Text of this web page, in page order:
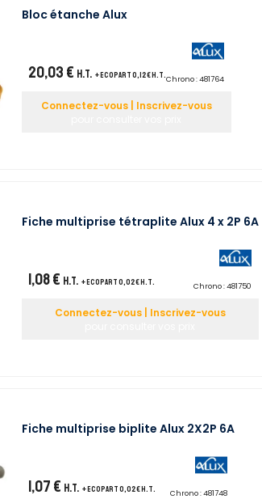
Bloc étanche Alux
20,03 € H.T. + ecopart 0,12 € H.T.Chrono :481764
Connectez-vous | Inscrivez-vous
Fiche multiprise tétraplite Alux 4 x 2P 6A
1,08 € H.T. + ecopart 0,02 € H.T. Chrono :481750
Connectez-vous | Inscrivez-vous
Fiche multiprise biplite Alux 2X2P 6A
1,07 € H.T. + ecopart 0,02 € H.T. Chrono :481748